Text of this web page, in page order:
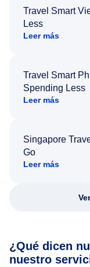
Travel Smart
Less
Leer más
Travel Smart
Spending Less
Leer más
Singapore
Go
Leer más
¿Qué dicen
nuestro